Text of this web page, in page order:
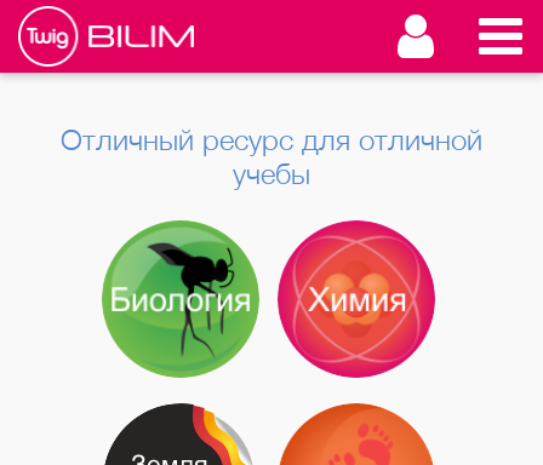
Отличный ресурс для отличной
учебы